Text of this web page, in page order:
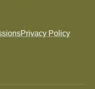
Privacy Policy